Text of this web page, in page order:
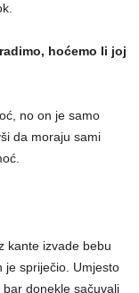
hoćemo li joj
no on je samo
da moraju sami
kante izvade bebu
je spriječio. Umjesto
donekle sačuvali